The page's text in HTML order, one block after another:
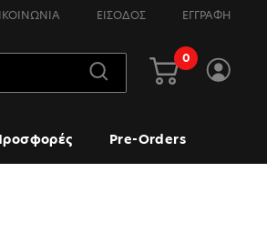
ΕΙΣΟΔΟΣ ΕΓΓΡΑΦΗ
0
Pre-Orders